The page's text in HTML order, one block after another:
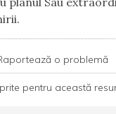
o problemă
pentru această